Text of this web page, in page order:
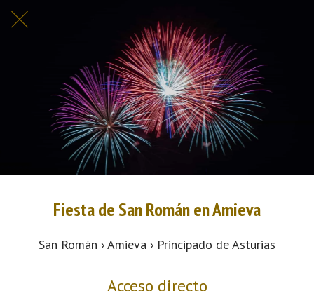
Fiesta de San Román en Amieva
San Román › Amieva › Principado de Asturias
Acceso directo